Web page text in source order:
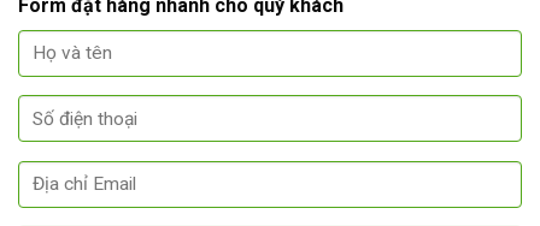
Form đặt hàng nhanh cho quý khách